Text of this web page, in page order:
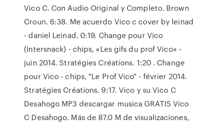
Vico C. Con Audio Original y Completo. Brown
Croun. 6:38. Me acuerdo Vico c cover by leinad
- daniel Leinad. 0:19. Change pour Vico
(Intersnack) - chips, «Les gifs du prof Vico» -
juin 2014. Stratégies Créations. 1:20 . Change
pour Vico - chips, "Le Prof Vico" - février 2014.
Stratégies Créations. 9:17. Vico y su Vico C
Desahogo MP3 descargar musica GRATIS Vico
C Desahogo. Más de 87.0 M de visualizaciones,